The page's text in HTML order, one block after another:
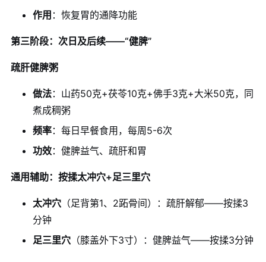
作用 ：恢复胃的通降功能
第三阶段：次日及后续——“健脾”
疏肝健脾粥
做法：山药50克+茯苓10克+佛手3克+大米50克，同
煮成稠粥
频率：每日早餐食用，每周5-6次
功效：健脾益气、疏肝和胃
通用辅助：按揉太冲穴+足三里穴
太冲穴 （足背第1、2跖骨间）：疏肝解郁——按揉3
分钟
足三里穴 （膝盖外下3寸）：健脾益气——按揉3分钟